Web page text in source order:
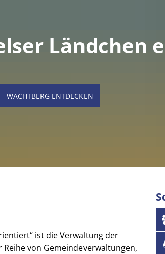
Ländchen
WACHTBERG ENTDECKEN
ist die Verwaltung der
von Gemeindeverwaltungen,